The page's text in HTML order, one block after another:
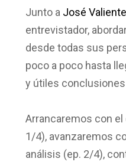
Junto a José Valiente
entrevistador,
desde todas sus
poco a poco hasta
y útiles
Arrancaremos con el
1/4), avanzaremos
análisis (ep. 2/4),